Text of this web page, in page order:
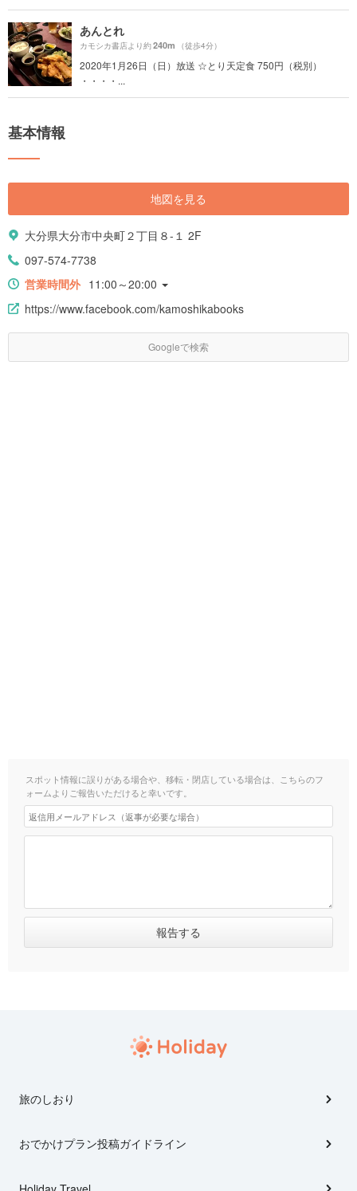
あんとれ
カモシカ書店より約240m （徒歩4分）
2020年1月26日（日）放送 ☆とり天定食 750円（税別）
・・・・...
基本情報
地図を見る
大分県大分市中央町２丁目８-１ 2F
097-574-7738
営業時間外 11:00～20:00
https://www.facebook.com/kamoshikabooks
Googleで検索
スポット情報に誤りがある場合や、移転・閉店している場合は、こちらのフ
ォームよりご報告いただけると幸いです。
旅のしおり
おでかけプラン投稿ガイドライン